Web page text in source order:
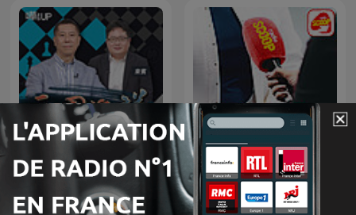
華視三國演議
Radio SCOOP - Scoop
Infos Lyon